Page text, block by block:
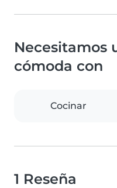
Necesitamos
cómoda con
Cocinar
1 Reseña